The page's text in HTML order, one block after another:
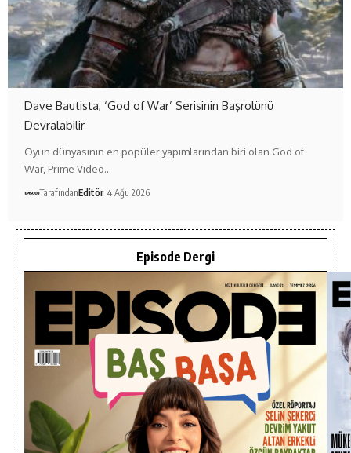
Dave Bautista, ‘God of War’ Serisinin Başrolünü
Devralabilir
Oyun dünyasının en popüler yapımlarından biri olan God of
War, Prime Video…
TarafındanEditör 4 Ağu 2026
Episode Dergi